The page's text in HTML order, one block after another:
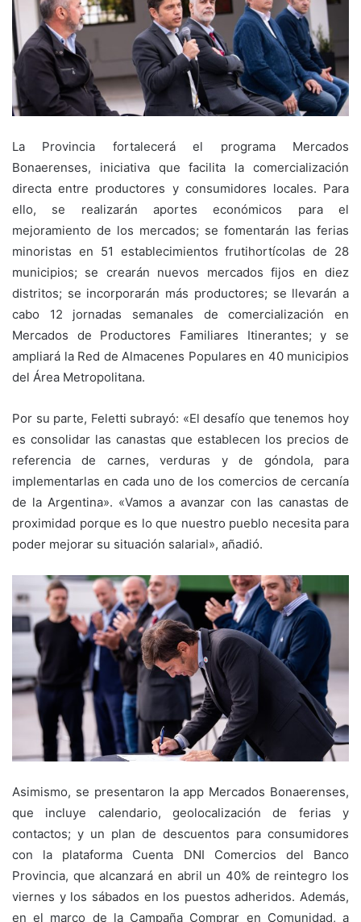
La Provincia fortalecerá el programa Mercados
Bonaerenses, iniciativa que facilita la comercialización
directa entre productores y consumidores locales. Para
ello, se realizarán aportes económicos para el
mejoramiento de los mercados; se fomentarán las ferias
minoristas en 51 establecimientos frutihortícolas de 28
municipios; se crearán nuevos mercados fijos en diez
distritos; se incorporarán más productores; se llevarán a
cabo 12 jornadas semanales de comercialización en
Mercados de Productores Familiares Itinerantes; y se
ampliará la Red de Almacenes Populares en 40 municipios
del Área Metropolitana.
Por su parte, Feletti subrayó: «El desafío que tenemos hoy
es consolidar las canastas que establecen los precios de
referencia de carnes, verduras y de góndola, para
implementarlas en cada uno de los comercios de cercanía
de la Argentina». «Vamos a avanzar con las canastas de
proximidad porque es lo que nuestro pueblo necesita para
poder mejorar su situación salarial», añadió.
Asimismo, se presentaron la app Mercados Bonaerenses,
que incluye calendario, geolocalización de ferias y
contactos; y un plan de descuentos para consumidores
con la plataforma Cuenta DNI Comercios del Banco
Provincia, que alcanzará en abril un 40% de reintegro los
viernes y los sábados en los puestos adheridos. Además,
en el marco de la Campaña Comprar en Comunidad, a